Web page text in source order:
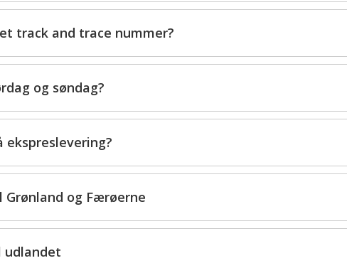
track and trace nummer?
og søndag?
ekspreslevering?
Grønland og Færøerne
udlandet